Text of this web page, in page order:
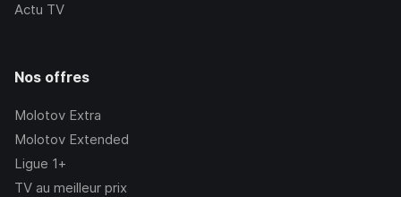
Actu TV
Nos offres
Molotov Extra
Molotov Extended
Ligue 1+
TV au meilleur prix